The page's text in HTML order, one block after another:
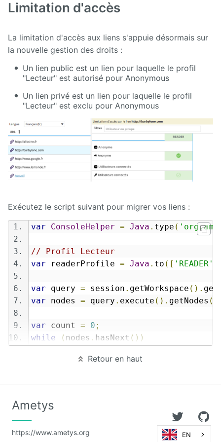
Deploy
Exchange
External
Data
Extra User
Management
Flipbook
Edition
Front
Gadgets
Google
Calendar
Job
Offer
Link
}
return hasChanged;
}
var qm = session.getWorkspace().getQueryManager
var query qm .createQuery( "//element(*,
var nodes = query. execute().getNodes ();
var count = 0;
{
var node = nodes
var hasChanges = convertStringPropertyToBoolean
hasChanges
convertStringPropertyToBoolean
hasChanges
convertStringPropertyToBoolean
hasChanges
convertStringPropertyToBoolean
{
count++;
session. save();
print
Limitation d'accès
La limitation d'accès aux liens s'appuie désormais sur
la nouvelle gestion des droits :
Un lien public est un lien pour laquelle le profil
"Lecteur" est autorisé pour Anonymous
Un lien privé est un lien pour laquelle le profil
"Lecteur" est exclu pour Anonymous
Exécutez le script suivant pour migrer vos liens :
var ConsoleHelper = Java . type (
// Profil Lecteur
var readerProfile = Java . to ([ 'READER'
var query = session . getWorkspace ().
var nodes = query . execute (). getNodes
var count = 0 ;
while
( nodes . hasNext ())
= nodes. next();
node.
"ametys-
hasChanged
}
Retour en haut
Ametys
https://www.ametys.org EN